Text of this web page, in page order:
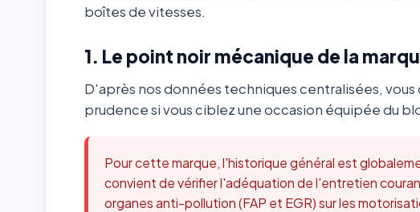
boîtes de vitesses.
1. Le point noir mécanique de la
D'après nos données techniques centralisées,
prudence si vous ciblez une occasion équipée du
Pour cette marque, l'historique général est
convient de vérifier l'adéquation de l'entretien
organes anti-pollution (FAP et EGR) sur les